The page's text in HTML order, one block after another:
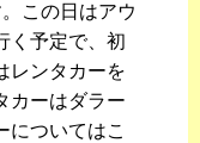
この日はアウ
く予定で、初
レンタカーを
カーはダラー
についてはこ